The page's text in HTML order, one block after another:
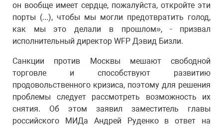
он вообще имеет сердце, пожалуйста, откройте эти
порты (...), чтобы мы могли предотвратить голод,
как мы это делали в прошлом», - призвал
исполнительный директор WFP Дэвид Бизли.
Санкции против Москвы мешают свободной
торговле и способствуют развитию
продовольственного кризиса, поэтому для решения
проблемы следует рассмотреть возможность их
снятия. Об этом заявил заместитель главы
российского МИДа Андрей Руденко в ответ на